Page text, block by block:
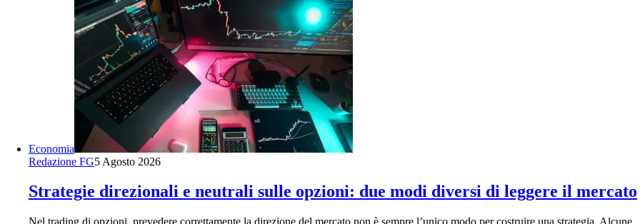
Economia
Redazione FG5 Agosto 2026
Strategie direzionali e neutrali sulle opzioni: due modi diversi di leggere il mercato